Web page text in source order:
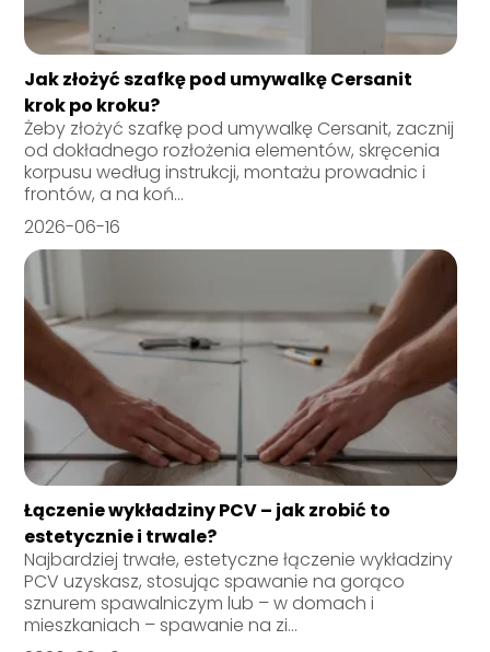
Jak złożyć szafkę pod umywalkę Cersanit
krok po kroku?
Żeby złożyć szafkę pod umywalkę Cersanit, zacznij
od dokładnego rozłożenia elementów, skręcenia
korpusu według instrukcji, montażu prowadnic i
frontów, a na koń...
2026-06-16
Łączenie wykładziny PCV – jak zrobić to
estetycznie i trwale?
Najbardziej trwałe, estetyczne łączenie wykładziny
PCV uzyskasz, stosując spawanie na gorąco
sznurem spawalniczym lub – w domach i
mieszkaniach – spawanie na zi...